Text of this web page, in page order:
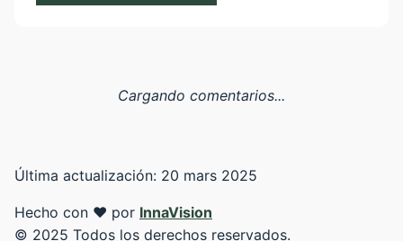
Cargando comentarios...
Última actualización: 20 mars 2025
Hecho con ❤️ por InnaVision
© 2025 Todos los derechos reservados.